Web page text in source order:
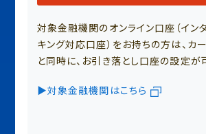
対象金融機関のオンライン口座（イン
キング対応口座）をお持ちの方は、カ
と同時に、お引き落とし口座の設定が
▶対象金融機関はこちら